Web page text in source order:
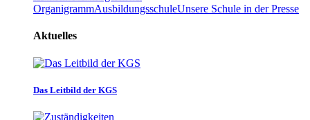
OrganigrammAusbildungsschuleUnsere Schule in der Presse
Aktuelles
Das Leitbild der KGS